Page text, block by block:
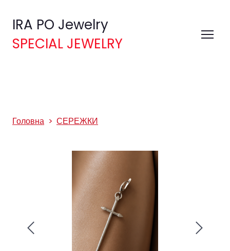
IRA PO Jewelry
SPECIAL JEWELRY
Головна СЕРЕЖКИ